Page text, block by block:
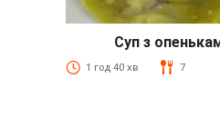
Суп з
1 год 40 хв 7